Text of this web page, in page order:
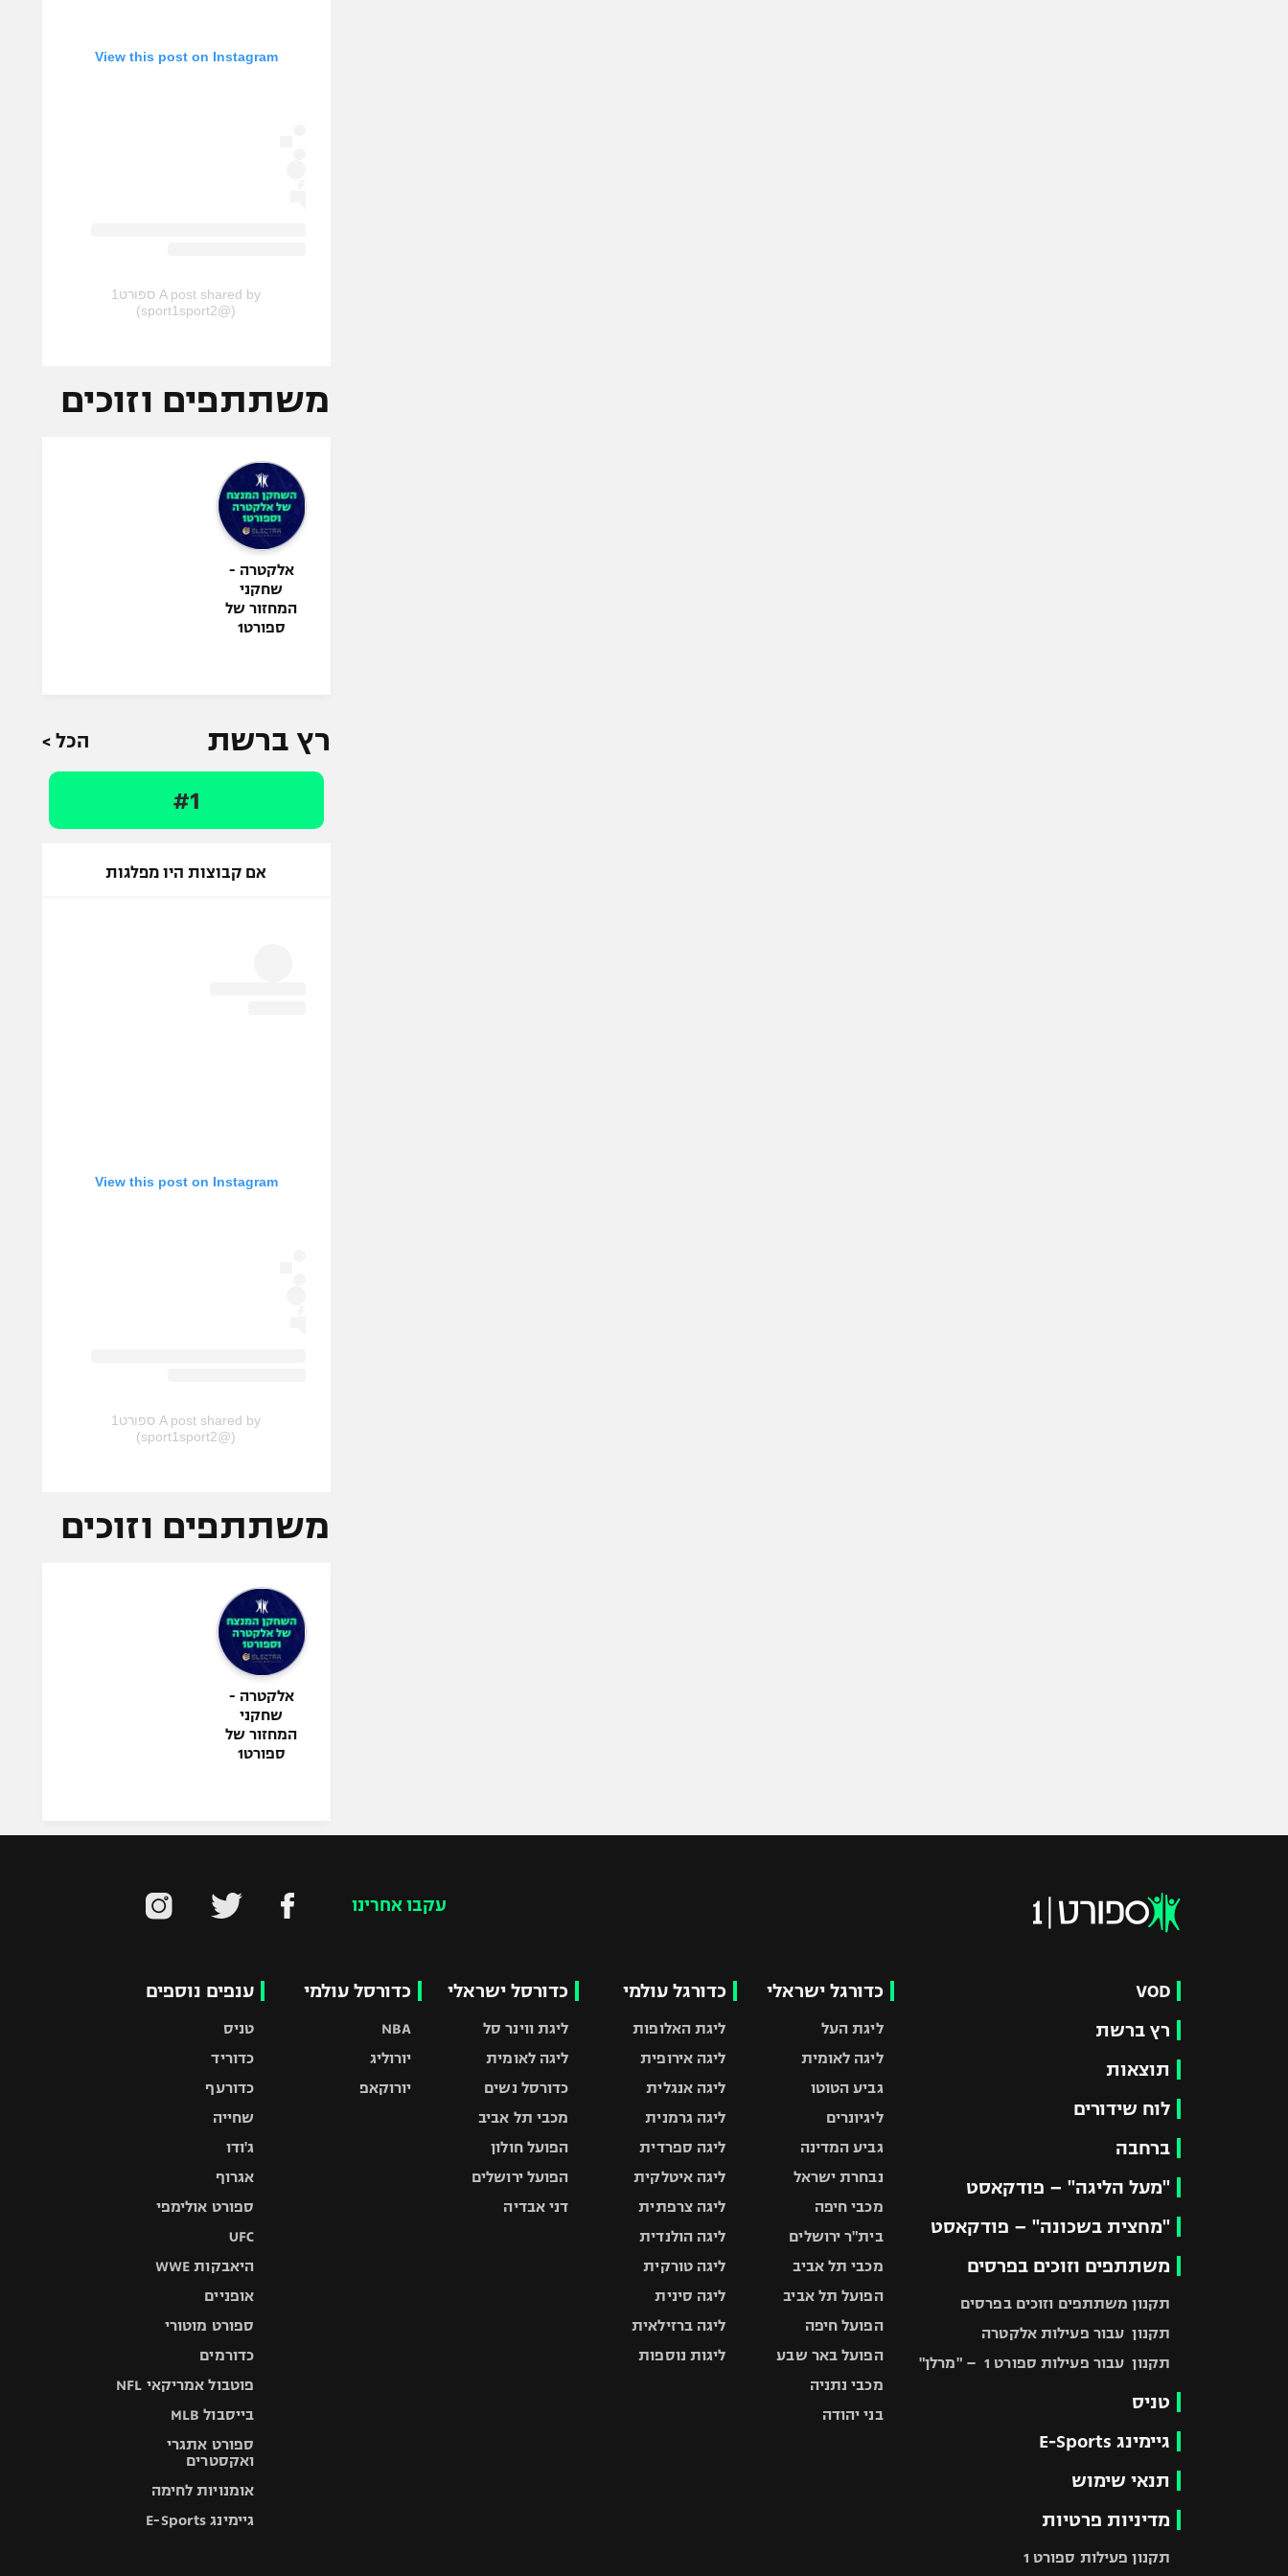
View this post on Instagram
A post shared by ספורט1
(@sport1sport2)
משתתפים וזוכים
אלקטרה -
שחקני
המחזור של
ספורט1
רץ ברשת הכל >
#1
אם קבוצות היו מפלגות
View this post on Instagram
A post shared by ספורט1
(@sport1sport2)
משתתפים וזוכים
אלקטרה -
שחקני
המחזור של
ספורט1
עקבו אחרינו
VOD
רץ ברשת
תוצאות
לוח שידורים
ברחבה
"מעל הליגה" – פודקאסט
"מחצית בשכונה" – פודקאסט
משתתפים וזוכים בפרסים
תקנון משתתפים וזוכים בפרסים
תקנון עבור פעילות אלקטרה
תקנון עבור פעילות ספורט 1 – "מרלן"
טניס
גיימינג E-Sports
תנאי שימוש
מדיניות פרטיות
תקנון פעילות ספורט 1
כדורגל ישראלי
ליגת העל
ליגה לאומית
גביע הטוטו
ליגיונרים
גביע המדינה
נבחרת ישראל
מכבי חיפה
בית"ר ירושלים
מכבי תל אביב
הפועל תל אביב
הפועל חיפה
הפועל באר שבע
מכבי נתניה
בני יהודה
כדורגל עולמי
ליגת האלופות
ליגה אירופית
ליגה אנגלית
ליגה גרמנית
ליגה ספרדית
ליגה איטלקית
ליגה צרפתית
ליגה הולנדית
ליגה טורקית
ליגה סינית
ליגה ברזילאית
ליגות נוספות
כדורסל ישראלי
ליגת ווינר סל
ליגה לאומית
כדורסל נשים
מכבי תל אביב
הפועל חולון
הפועל ירושלים
דני אבדיה
כדורסל עולמי
NBA
יורוליג
יורוקאפ
ענפים נוספים
טניס
כדוריד
כדורעף
שחייה
ג'ודו
אגרוף
ספורט אולימפי
UFC
היאבקות WWE
אופניים
ספורט מוטורי
כדורמים
פוטבול אמריקאי NFL
בייסבול MLB
ספורט אתגרי
ואקסטרים
אומנויות לחימה
גיימינג E-Sports